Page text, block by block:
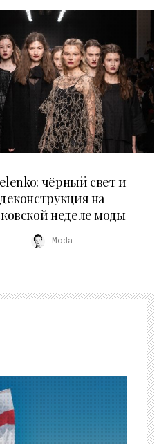
чёрный свет и
деконструкция на
неделе моды
Moda